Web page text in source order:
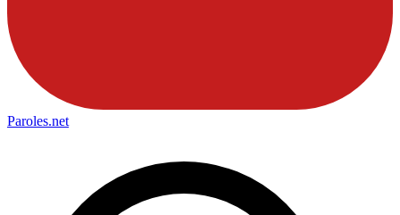
Paroles.net